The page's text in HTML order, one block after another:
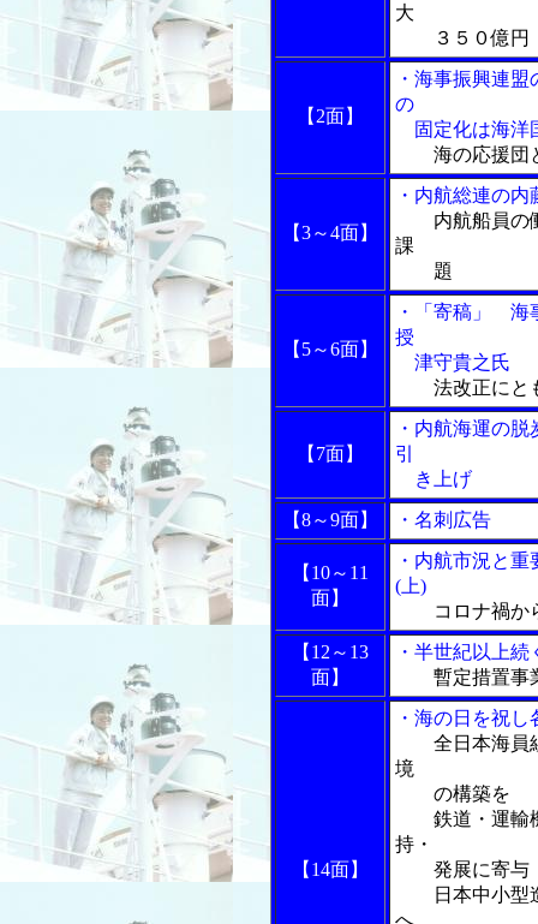
大
３５０億円
【2面】
・海事振興連
の
固定化は海洋
海の応援団
【3～4面】
・内航総連の
内航船員の
課
題
【5～6面】
・「寄稿」 海
授
津守貴之氏
法改正にと
【7面】
・内航海運の
引
き上げ
【8～9面】
・名刺広告
【10～11
面】
・内航市況と
(上)
コロナ禍か
【12～13
面】
・半世紀以上
暫定措置事
【14面】
・海の日を祝
全日本海員
境
の構築を
鉄道・運輸機
持・
発展に寄与
日本中小型造
へ